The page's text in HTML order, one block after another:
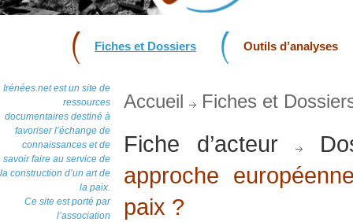
Fiches et Dossiers Outils d’analyses
Irénées.net est un site de
ressources
documentaires destiné à
favoriser l’échange de
connaissances et de
savoir faire au service de
la construction d’un art de
la paix.
Ce site est porté par
l’association
Accueil Fiches et
Fiche d’acteur
approche
paix ?